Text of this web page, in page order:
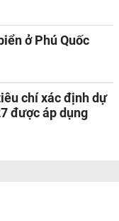
ở Phú Quốc
chí xác định dự
được áp dụng